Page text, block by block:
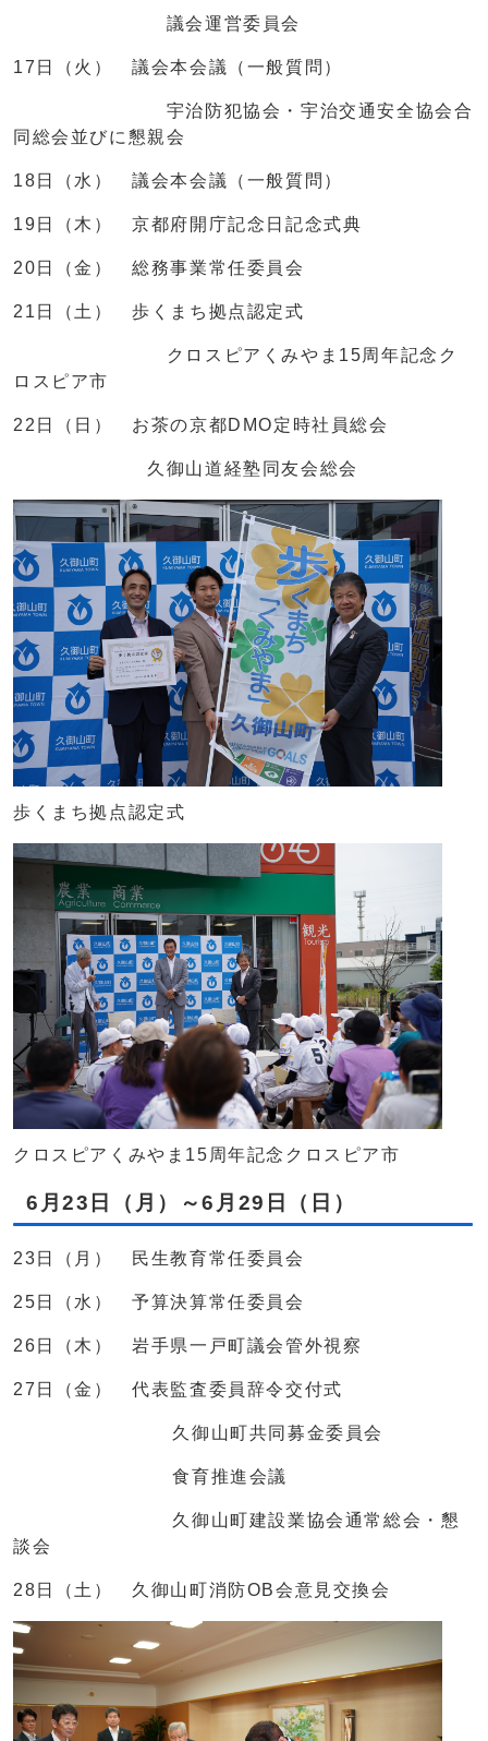
議会運営委員会
17日（火） 議会本会議（一般質問）
宇治防犯協会・宇治交通安全協会合
同総会並びに懇親会
18日（水） 議会本会議（一般質問）
19日（木） 京都府開庁記念日記念式典
20日（金） 総務事業常任委員会
21日（土） 歩くまち拠点認定式
クロスピアくみやま15周年記念ク
ロスピア市
22日（日） お茶の京都DMO定時社員総会
久御山道経塾同友会総会
歩くまち拠点認定式
クロスピアくみやま15周年記念クロスピア市
6月23日（月）～6月29日（日）
23日（月） 民生教育常任委員会
25日（水） 予算決算常任委員会
26日（木） 岩手県一戸町議会管外視察
27日（金） 代表監査委員辞令交付式
久御山町共同募金委員会
食育推進会議
久御山町建設業協会通常総会・懇
談会
28日（土） 久御山町消防OB会意見交換会